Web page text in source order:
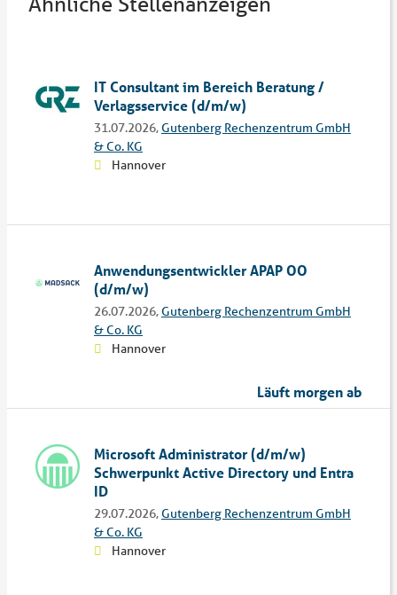
IT Consultant im Bereich Beratung /
Verlagsservice (d/m/w)
31.07.2026,Gutenberg Rechenzentrum GmbH
& Co. KG
Hannover
Anwendungsentwickler APAP OO
(d/m/w)
26.07.2026,Gutenberg Rechenzentrum GmbH
& Co. KG
Hannover
Läuft morgen ab
Microsoft Administrator (d/m/w)
Schwerpunkt Active Directory und Entra
ID
29.07.2026,Gutenberg Rechenzentrum GmbH
& Co. KG
Hannover